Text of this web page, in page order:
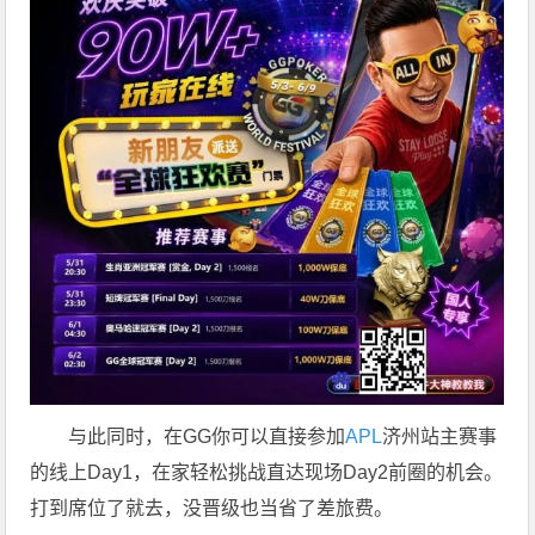
与此同时，在GG你可以直接参加APL济州站主赛事
的线上Day1，在家轻松挑战直达现场Day2前圈的机会。
打到席位了就去，没晋级也当省了差旅费。